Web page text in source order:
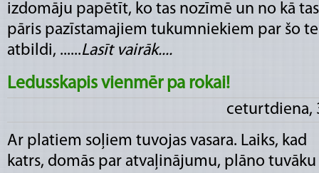
izdomāju papētīt, ko tas nozīmē un no kā
pāris pazīstamajiem tukumniekiem par šo
atbildi, ......Lasīt vairāk....
Ledusskapis vienmēr pa rokai!
ceturtdiena,
Ar platiem soļiem tuvojas vasara. Laiks, kad
katrs, domās par atvaļinājumu, plāno tuvāku